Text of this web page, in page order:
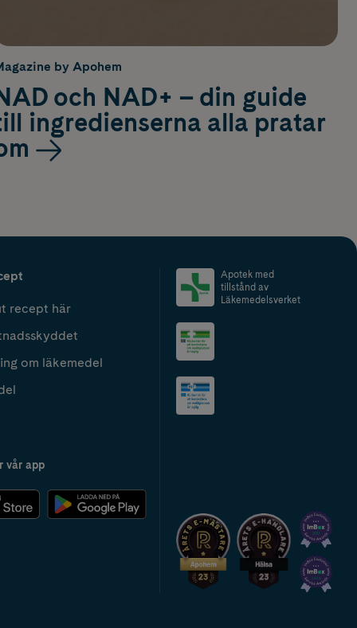
by Apohem
och NAD+ – din guide
ingredienserna alla pratar
recept här
om läkemedel
vår app
Apotek med
tillstånd av
Läkemedelsverket
2024